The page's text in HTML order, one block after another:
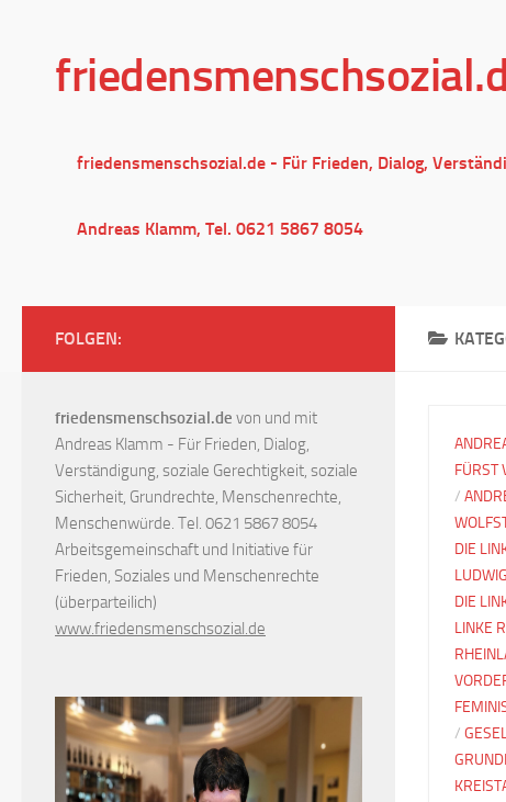
friedensmenschsozial.de - Für Frieden, Dialog,
Andreas Klamm, Tel. 0621 5867 8054
FÜRST
/
DIE
DIE
LINKE
/
FOLGEN:
friedensmenschsozial.de von und mit
Andreas Klamm - Für Frieden, Dialog,
Verständigung, soziale Gerechtigkeit, soziale
Sicherheit, Grundrechte, Menschenrechte,
Menschenwürde. Tel. 0621 5867 8054
Arbeitsgemeinschaft und Initiative für
Frieden, Soziales und Menschenrechte
(überparteilich)
www.friedensmenschsozial.de